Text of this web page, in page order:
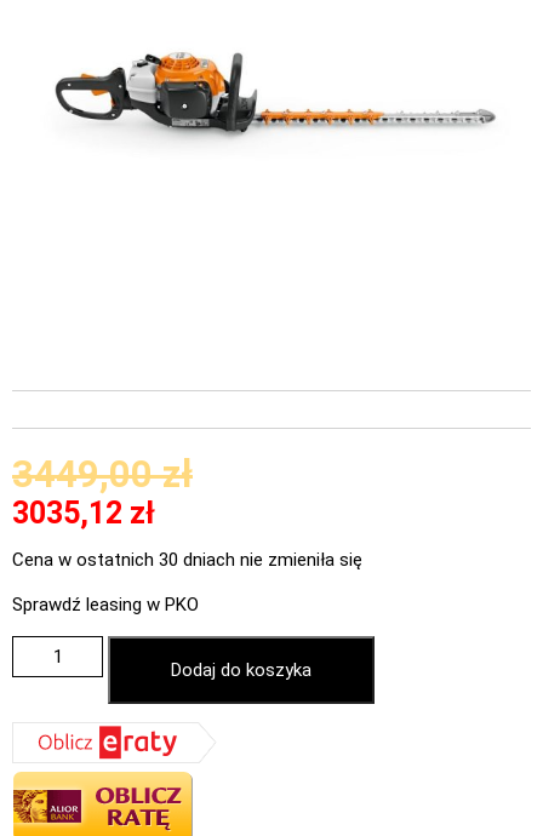
3449,00zł
3035,12 zł
Cena w ostatnich 30 dniach nie zmieniła się
Sprawdź leasing w PKO
Dodaj do koszyka